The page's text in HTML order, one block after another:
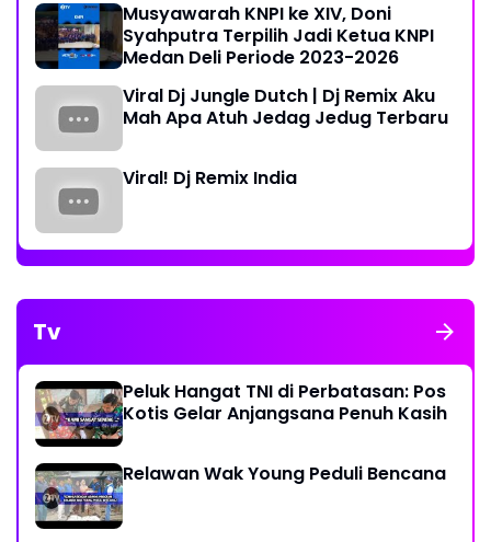
Musyawarah KNPI ke XIV, Doni
Syahputra Terpilih Jadi Ketua KNPI
Medan Deli Periode 2023-2026
Viral Dj Jungle Dutch | Dj Remix Aku
Mah Apa Atuh Jedag Jedug Terbaru
Viral! Dj Remix India
Tv
Peluk Hangat TNI di Perbatasan: Pos
Kotis Gelar Anjangsana Penuh Kasih
Relawan Wak Young Peduli Bencana